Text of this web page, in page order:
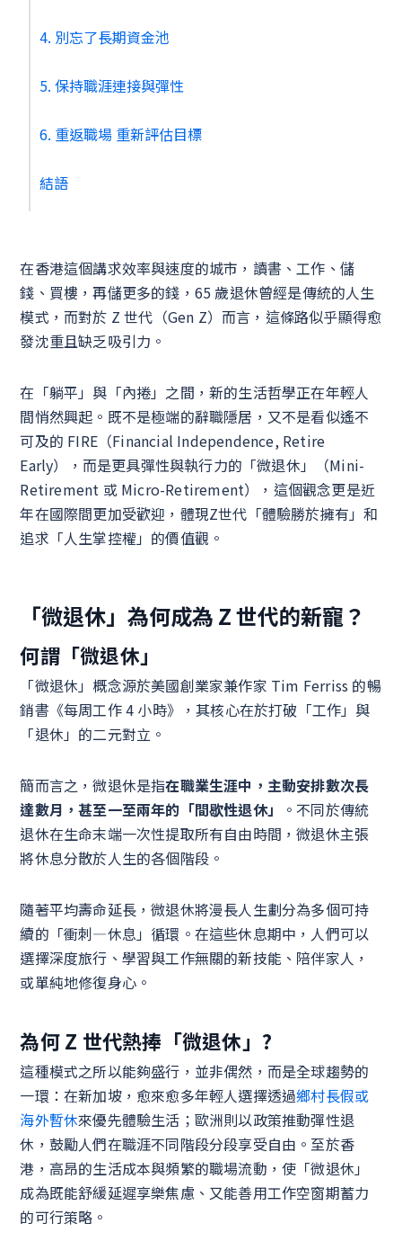
在香港這個講求效率與速度的城市，讀書、工作、儲
錢、買樓，再儲更多的錢，65 歲退休曾經是傳統的人生
模式，而對於 Z 世代（Gen Z）而言，這條路似乎顯得愈
發沈重且缺乏吸引力。
在「躺平」與「內捲」之間，新的生活哲學正在年輕人
間悄然興起。既不是極端的辭職隱居，又不是看似遙不
可及的 FIRE（Financial Independence, Retire
Early），而是更具彈性與執行力的「微退休」（Mini-
Retirement 或 Micro-Retirement），這個觀念更是近
年在國際間更加受歡迎，體現Z世代「體驗勝於擁有」和
追求「人生掌控權」的價值觀。
「微退休」為何成為 Z 世代的新寵？
何謂「微退休」
「微退休」概念源於美國創業家兼作家 Tim Ferriss 的暢
銷書《每周工作 4 小時》，其核心在於打破「工作」與
「退休」的二元對立。
簡而言之，微退休是指在職業生涯中，主動安排數次長
達數月，甚至一至兩年的「間歇性退休」
。不同於傳統
退休在生命末端一次性提取所有自由時間，微退休主張
將休息分散於人生的各個階段。
隨著平均壽命延長，微退休將漫長人生劃分為多個可持
續的「衝刺—休息」循環。在這些休息期中，人們可以
選擇深度旅行、學習與工作無關的新技能、陪伴家人，
或單純地修復身心。
為何 Z 世代熱捧「微退休」?
這種模式之所以能夠盛行，並非偶然，而是全球趨勢的
一環：在新加坡，愈來愈多年輕人選擇透過鄉村長假或
海外暫休來優先體驗生活；歐洲則以政策推動彈性退
休，鼓勵人們在職涯不同階段分段享受自由。至於香
港，高昂的生活成本與頻繁的職場流動，使「微退休」
成為既能舒緩延遲享樂焦慮、又能善用工作空窗期蓄力
的可行策略。
4. 別忘了長期資金池
5. 保持職涯連接與彈性
6. 重返職場 重新評估目標
結語